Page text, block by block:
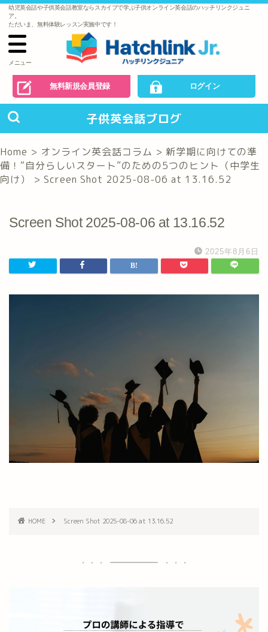
幼児英会話や子供英会話教室ならスカイプで学ぶ子供オンライン英会話のハッチリンクジュニ
ア。
ただいま、無料体験レッスン実施中です！
メニュー
無料新規会員登録 ログイン
子供英会話ブログ
Home > オンライン英会話コラム > 新学期に向けての準
備！“自分らしいスタート”のための5つのヒント（中学生
向け）
> Screen Shot 2025-08-06 at 13.16.52
Screen Shot 2025-08-06 at 13.16.52
2025年8月6日
HOME Screen Shot 2025-08-06 at 13.16.52